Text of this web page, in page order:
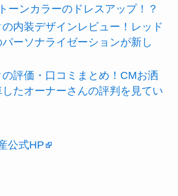
ーンカラーのドレスアップ！？
の内装デザインレビュー！レッド
ーソナライゼーションが新し
の評価・口コミまとめ！CMお洒
たオーナーさんの評判を見てい
公式HP